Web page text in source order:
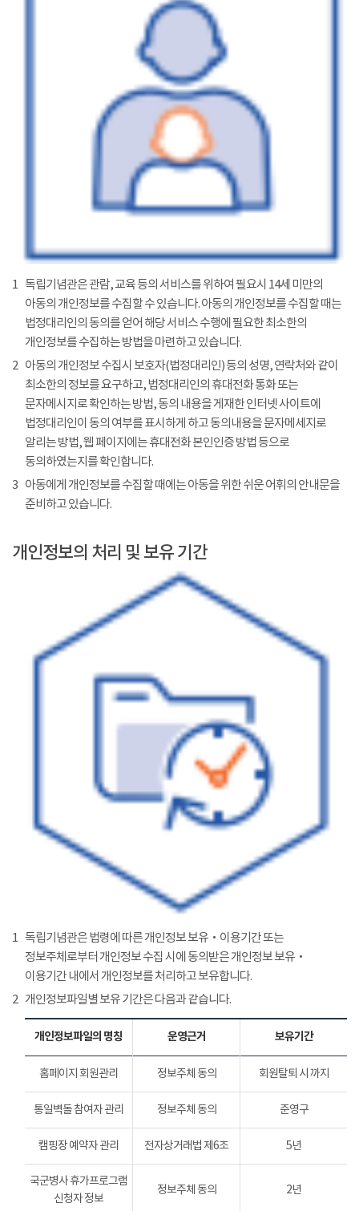
1 독립기념관은 관람, 교육 등의 서비스를 위하여 필요시 14세 미만의
아동의 개인정보를 수집할 수 있습니다. 아동의 개인정보를 수집할 때는
법정대리인의 동의를 얻어 해당 서비스 수행에 필요한 최소한의
개인정보를 수집하는 방법을 마련하고 있습니다.
2 아동의 개인정보 수집시 보호자(법정대리인) 등의 성명, 연락처와 같이
최소한의 정보를 요구하고, 법정대리인의 휴대전화 통화 또는
문자메시지로 확인하는 방법, 동의 내용을 게재한 인터넷 사이트에
법정대리인이 동의 여부를 표시하게 하고 동의내용을 문자메세지로
알리는 방법, 웹 페이지에는 휴대전화 본인인증 방법 등으로
동의하였는지를 확인합니다.
3 아동에게 개인정보를 수집할 때에는 아동을 위한 쉬운 어휘의 안내문을
준비하고 있습니다.
개인정보의 처리 및 보유 기간
1 독립기념관은 법령에 따른 개인정보 보유‧이용기간 또는
정보주체로부터 개인정보 수집 시에 동의받은 개인정보 보유‧
이용기간 내에서 개인정보를 처리하고 보유합니다.
2 개인정보파일별 보유 기간은 다음과 같습니다.
개인정보파일의 명칭 운영근거 보유기간
홈페이지 회원관리 정보주체 동의 회원탈퇴 시 까지
통일벽돌 참여자 관리 정보주체 동의 준영구
캠핑장 예약자 관리 전자상거래법 제6조 5년
국군병사 휴가프로그램
신청자 정보
정보주체 동의 2년